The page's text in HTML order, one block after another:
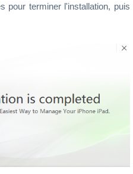
pour terminer l'installation, puis